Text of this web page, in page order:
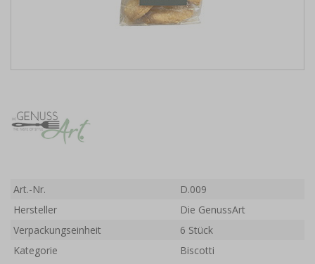
Art.-Nr.
D.009
Hersteller
Die GenussArt
Verpackungseinheit
6 Stück
Kategorie
Biscotti